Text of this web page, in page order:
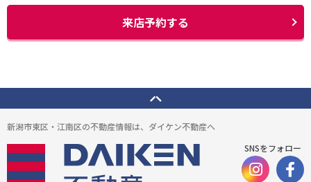
来店予約する
新潟市東区・江南区の不動産情報は、ダイケン不動産へ
SNSをフォロー